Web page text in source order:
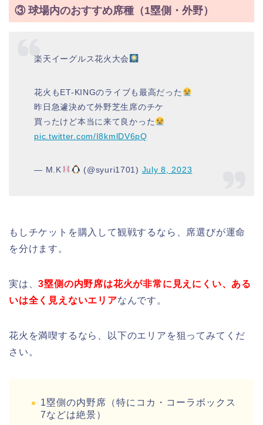
③ 球場内のおすすめ席種（1塁側・外野）
楽天イーグルス花火大会
花火もET-KINGのライブも最高だった
昨日急遽決めて外野芝生席のチケ
買ったけど本当に来て良かった
pic.twitter.com/I8kmlDV6pQ
— M.K (@syuri1701) July 8, 2023
もしチケットを購入して観戦するなら、席選びが運命
を分けます。
実は、3塁側の内野席は花火が非常に見えにくい、ある
いは全く見えないエリアなんです。
花火を満喫するなら、以下のエリアを狙ってみてくだ
さい。
1塁側の内野席（特にコカ・コーラボックス
7などは絶景）